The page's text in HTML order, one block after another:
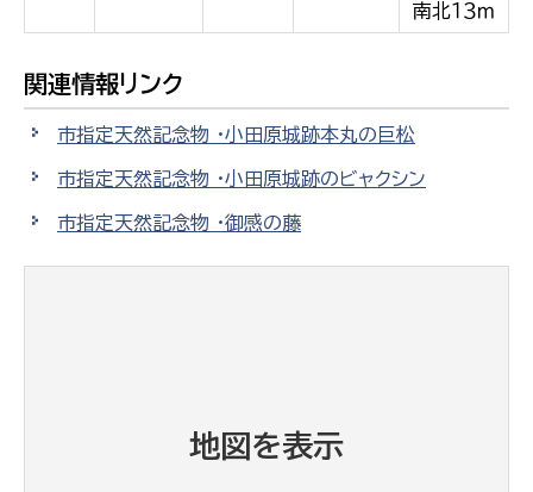
南北１３ｍ
関連情報リンク
市指定天然記念物 ・小田原城跡本丸の巨松
市指定天然記念物 ・小田原城跡のビャクシン
市指定天然記念物 ・御感の藤
地図を表示